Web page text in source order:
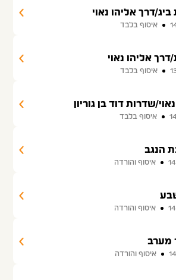
ביג/דרך אליהו נאוי
איסוף בלבד
דרך אליהו נאוי
איסוף בלבד
שדרות דוד בן גוריון
איסוף בלבד
הנגב
איסוף והורדה
איסוף והורדה
מערב
איסוף והורדה